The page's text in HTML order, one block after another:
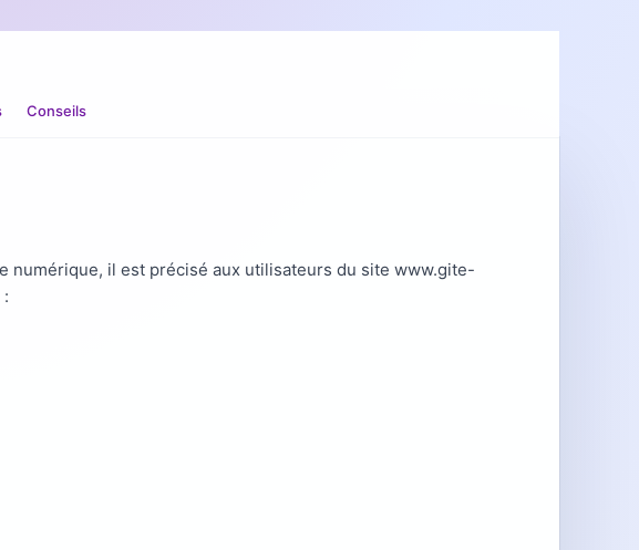
Conseils
numérique, il est précisé aux utilisateurs du site www.gite-